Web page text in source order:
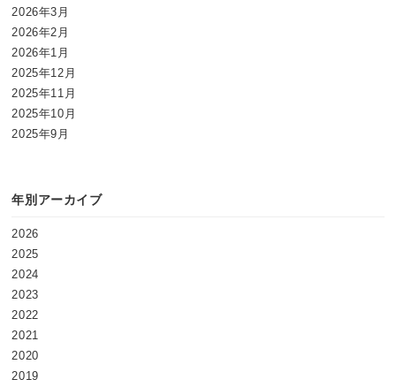
2026年3月
2026年2月
2026年1月
2025年12月
2025年11月
2025年10月
2025年9月
年別アーカイブ
2026
2025
2024
2023
2022
2021
2020
2019